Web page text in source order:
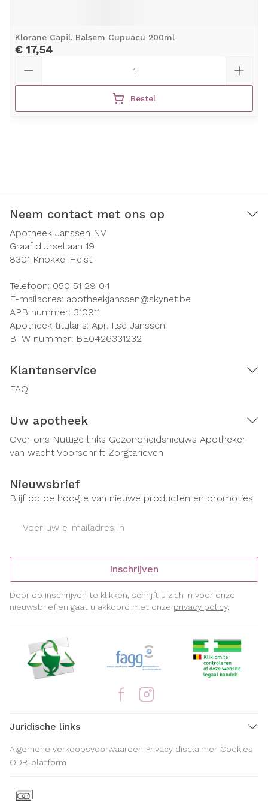
Klorane Capil. Balsem Cupuacu 200ml
€ 17,54
Bestel
Neem contact met ons op
Apotheek Janssen NV
Graaf d'Ursellaan 19
8301 Knokke-Heist
Telefoon: 050 51 29 04
E-mailadres: apotheekjanssen@skynet.be
APB nummer: 310911
Apotheek titularis: Apr. Ilse Janssen
BTW nummer: BE0426331232
Klantenservice
FAQ
Uw apotheek
Over ons Nuttige links Gezondheidsnieuws Apotheker
van wacht Voorschrift Zorgtarieven
Nieuwsbrief
Blijf op de hoogte van nieuwe producten en promoties
Inschrijven
Door op inschrijven te klikken, schrijft u zich in voor onze
nieuwsbrief en gaat u akkoord met onze privacy policy.
Juridische links
Algemene verkoopsvoorwaarden Privacy disclaimer Cookies
ODR-platform